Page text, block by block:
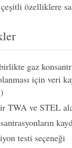
özelliklere
gaz
için veri
TWA ve STEL
testi seçeneği